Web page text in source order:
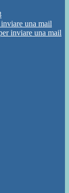
una mail
inviare una mail